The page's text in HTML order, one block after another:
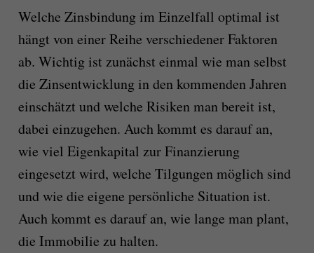
Welche Zinsbindung im Einzelfall optimal ist
hängt von einer Reihe verschiedener Faktoren
ab. Wichtig ist zunächst einmal wie man selbst
die Zinsentwicklung in den kommenden Jahren
einschätzt und welche Risiken man bereit ist,
dabei einzugehen. Auch kommt es darauf an,
wie viel Eigenkapital zur Finanzierung
eingesetzt wird, welche Tilgungen möglich sind
und wie die eigene persönliche Situation ist.
Auch kommt es darauf an, wie lange man plant,
die Immobilie zu halten.